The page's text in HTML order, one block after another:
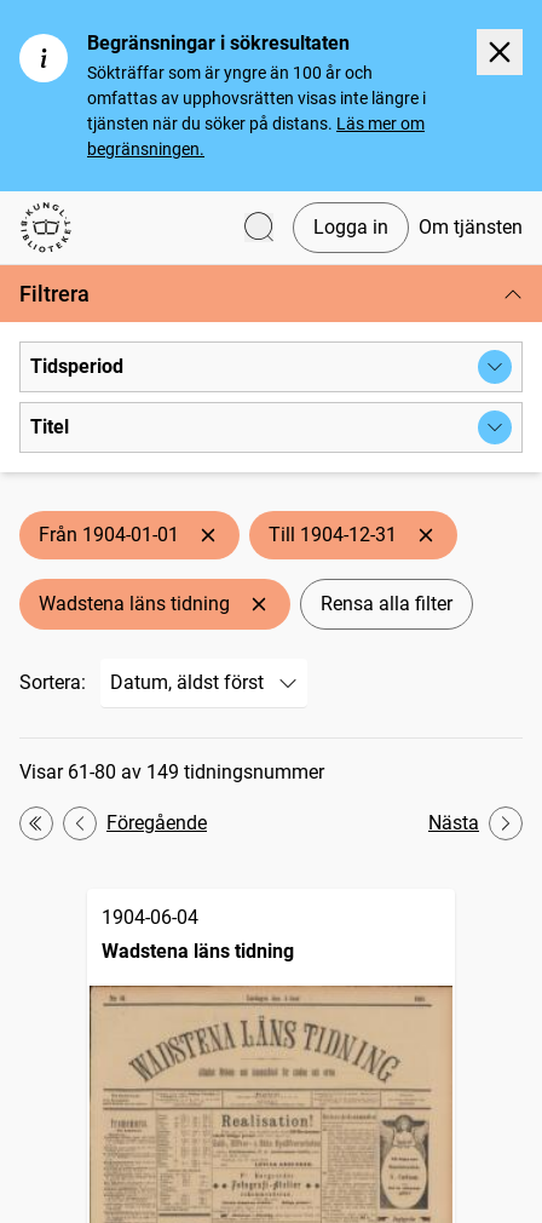
Begränsningar i sökresultaten
Sökträffar som är yngre än 100 år och
omfattas av upphovsrätten visas inte längre i
tjänsten när du söker på distans. Läs mer om
begränsningen.
Svenska tidningar
Logga in Om tjänsten
Filtrera
Tidsperiod
Titel
Från 1904-01-01 Till 1904-12-31
Wadstena läns tidning Rensa alla filter
Sortera:
Sökresultat
Visar 61-80 av 149 tidningsnummer
Första
Föregående Nästa
1904-06-04
Wadstena läns tidning